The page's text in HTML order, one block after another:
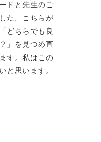
ドと先生のご
た。こちらが
どちらでも良
」を見つめ直
す。私はこの
と思います。